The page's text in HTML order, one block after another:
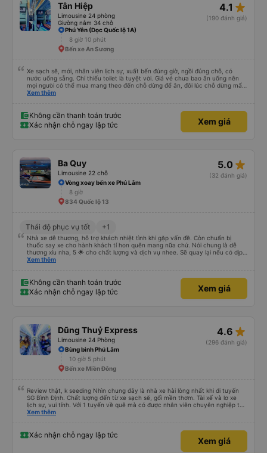
Tân Hiệp
Limousine 24 phòng
Giường nằm 34 chỗ
4.1 star_rate
(190 đánh giá)
Phú Yên (Dọc Quốc lộ 1A)
8 giờ 10 phút
Bến xe An Sương
Xe sạch sẽ, mới, nhân viên lịch sự, xuất bến đúng giờ, ngồi đúng chỗ, có
nước uống sẵng. Chỉ thiếu toilet là tuyệt vời. Giá vé chưa bao ăn uống nên
mọi ngưòi có thể mua mang theo đến chỗ dừng để ăn, đôi lúc chỗ dừng mấy
món bạn ko thích hoặc giá cả hơi cao! Còn lại nhà xe rất ok, nên đi.
Xem thêm
Không cần thanh toán trước
Xác nhận chỗ ngay lập tức
Xem giá
Ba Quy
Limousine 22 chỗ
5.0 star_rate
(32 đánh giá)
Vòng xoay bến xe Phú Lâm
8 giờ
834 Quốc lộ 13
Thái độ phục vụ tốt +1
Nhà xe dễ thương, hỗ trợ khách nhiệt tình khi gặp vấn đề. Còn chuẩn bị
thuốc say xe cho hành khách tí hon quên mang nữa chứ. Nói chung là dễ
thương xỉu nha, 5 🌟 cho chất lượng và dịch vụ nhee. Sẽ quay lại nếu có dịp
cần 💕
Xem thêm
Không cần thanh toán trước
Xác nhận chỗ ngay lập tức
Xem giá
Dũng Thuỷ Express
Limousine 24 Phòng
4.6 star_rate
(296 đánh giá)
Bùng binh Phú Lâm
10 giờ 5 phút
Bến xe Miền Đông
Review thật, k seeding Nhìn chung đây là nhà xe hài lòng nhất khi đi tuyến
SG Bình Định. Chất lượng đến từ xe sạch sẽ, gối mền thơm. Tài xế và lơ xe
lịch sự, vui tính. Với 1 tuyến về quê mà có được nhân viên chuyên nghiệp thế
này là điểm cộng lớn, thường chỉ đi mấy tuyến du lịch mới có. Về xe thì có
định ủng hộ tiếp nhà xe này. Chúc chủ xe làm ăn phát đạt mua thêm nhiều
xe chạy thêm nhiều khung giờ nữa và nâng cao tiêu chuẩn tuyến. Nếu xét
điểm trừ thì chỉ có thgian trả khách, team VXR set lệch với thực tế
Xem thêm
Xác nhận chỗ ngay lập tức
Xem giá